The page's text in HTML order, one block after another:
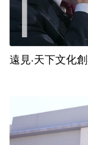
遠見‧天下文化